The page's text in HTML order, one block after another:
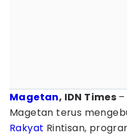
Magetan, IDN Times –
Magetan terus
Rakyat Rintisan,